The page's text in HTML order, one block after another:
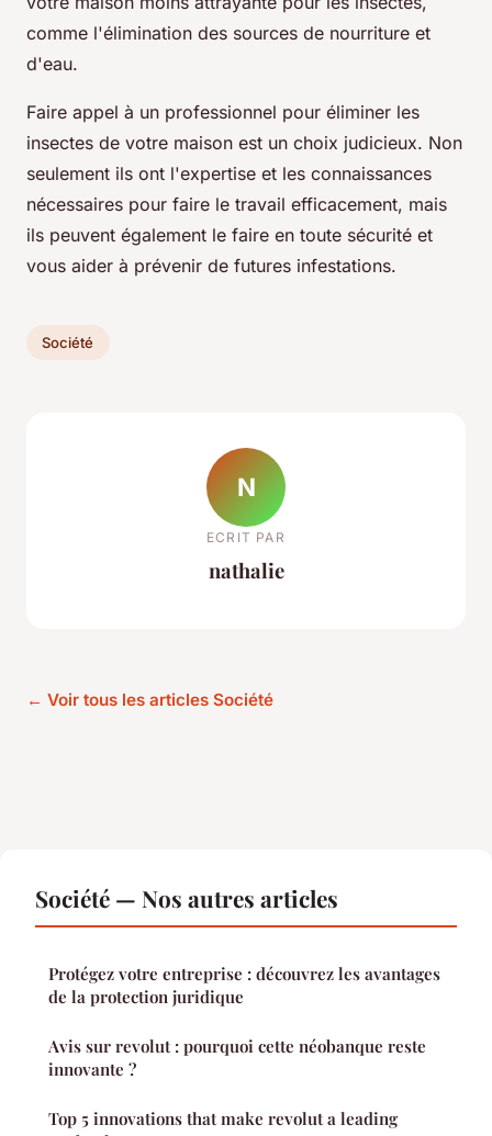
comme l'élimination des sources de nourriture et
d'eau.
Faire appel à un professionnel pour éliminer les
insectes de votre maison est un choix judicieux. Non
seulement ils ont l'expertise et les connaissances
nécessaires pour faire le travail efficacement, mais
ils peuvent également le faire en toute sécurité et
vous aider à prévenir de futures infestations.
Société
N
ECRIT PAR
nathalie
← Voir tous les articles Société
Société — Nos autres articles
Protégez votre entreprise : découvrez les avantages
de la protection juridique
Avis sur revolut : pourquoi cette néobanque reste
innovante ?
Top 5 innovations that make revolut a leading